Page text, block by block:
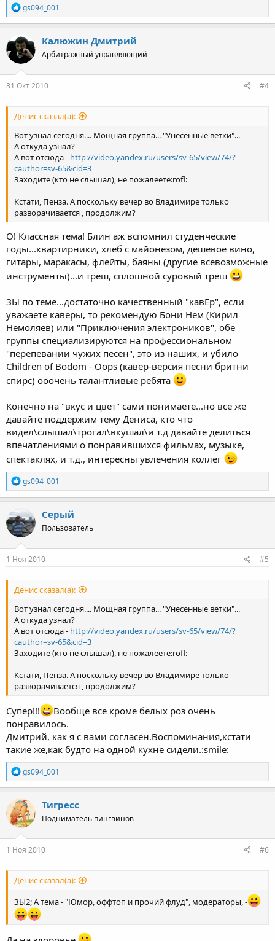
Р
е
а
к
ц
и
и
:
gs094_001
Калюжин Дмитрий
Арбитражный управляющий
31 Окт 2010 #4
Денис сказал(а):
Вот узнал сегодня.... Мощная группа... "Унесенные ветки"...
А откуда узнал?
А вот отсюда - http://video.yandex.ru/users/sv-65/view/74/?
cauthor=sv-65&cid=3
Заходите (кто не слышал), не пожалеете:rofl:
Кстати, Пенза. А поскольку вечер во Владимире только
разворачивается , продолжим?
О! Классная тема! Блин аж вспомнил студенческие
годы...квартирники, хлеб с майонезом, дешевое вино,
гитары, маракасы, флейты, баяны (другие всевозможные
инструменты)...и треш, сплошной суровый треш
ЗЫ по теме...достаточно качественный "кавЕр", если
уважаете каверы, то рекомендую Бони Нем (Кирил
Немоляев) или "Приключения электроников", обе
группы специализируются на профессиональном
"перепевании чужих песен", это из наших, и убило
Children of Bodom - Oops (кавер-версия песни бритни
спирс) ооочень талантливые ребята
Конечно на "вкус и цвет" сами понимаете...но все же
давайте поддержим тему Дениса, кто что
видел\слышал\трогал\вкушал\и т.д давайте делиться
впечатлениями о понравившихся фильмах, музыке,
спектаклях, и т.д., интересны увлечения коллег
Р
е
а
ц
и
и
:
gs094_001
Серый
Пользователь
1 Ноя 2010 #5
Денис сказал(а):
Вот узнал сегодня.... Мощная группа... "Унесенные ветки"...
А откуда узнал?
А вот отсюда - http://video.yandex.ru/users/sv-65/view/74/?
cauthor=sv-65&cid=3
Заходите (кто не слышал), не пожалеете:rofl:
Кстати, Пенза. А поскольку вечер во Владимире только
разворачивается , продолжим?
Супер!!!
Вообще все кроме белых роз очень
понравилось.
Дмитрий, как я с вами согласен.Воспоминания,кстати
такие же,как будто на одной кухне сидели.:smile:
Р
е
а
к
ц
и
и
:
gs094_001
Тигресс
Подниматель пингвинов
1 Ноя 2010 #6
Денис сказал(а):
ЗЫ2; А тема - "Юмор, оффтоп и прочий флуд", модераторы, -